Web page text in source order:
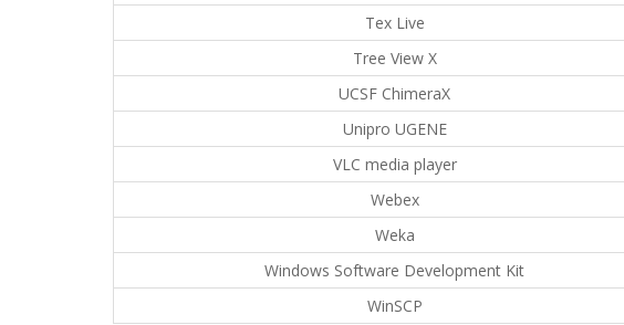
Tex Live
Tree View X
UCSF ChimeraX
Unipro UGENE
VLC media player
Webex
Weka
Windows Software Development Kit
WinSCP